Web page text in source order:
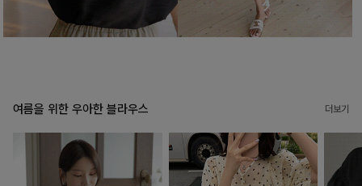
여름을 위한 우아한 블라우스 더보기